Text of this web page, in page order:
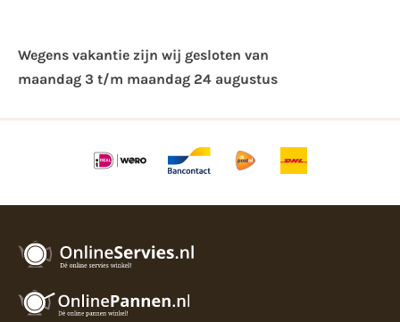
Wegens vakantie zijn wij gesloten van ​
maandag 3 t/m maandag 24 augustus